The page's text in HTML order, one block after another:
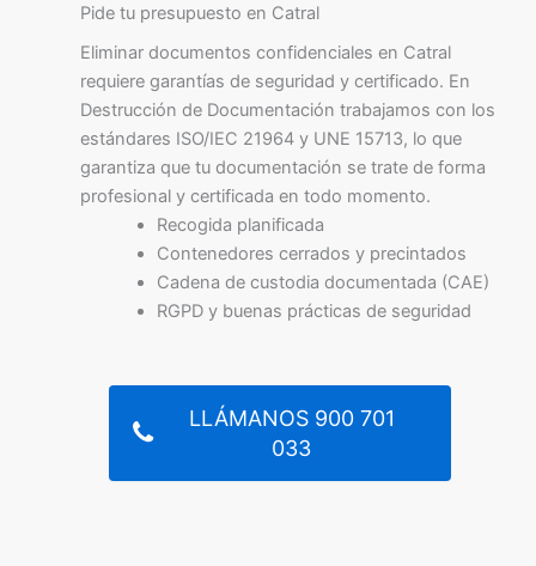
Pide tu presupuesto en Catral
Eliminar documentos confidenciales en Catral
requiere garantías de seguridad y certificado. En
Destrucción de Documentación trabajamos con los
estándares ISO/IEC 21964 y UNE 15713, lo que
garantiza que tu documentación se trate de forma
profesional y certificada en todo momento.
Recogida planificada
Contenedores cerrados y precintados
Cadena de custodia documentada (CAE)
RGPD y buenas prácticas de seguridad
LLÁMANOS 900 701
033